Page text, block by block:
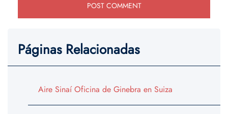
Páginas Relacionadas
Aire Sinaí Oficina de Ginebra en Suiza